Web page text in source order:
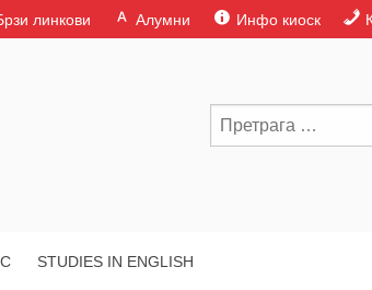
Инфо киоск
Алумни
линкови
STUDIES IN ENGLISH